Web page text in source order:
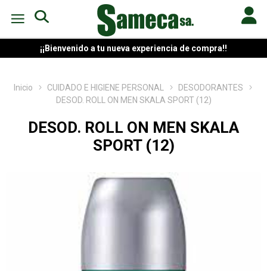
¡¡Bienvenido a tu nueva experiencia de compra!!
Inicio CUIDADO E HIGIENE PERSONAL
DESODORANTES
DESOD. ROLL ON MEN SKALA SPORT (12)
DESOD. ROLL ON MEN SKALA
SPORT (12)